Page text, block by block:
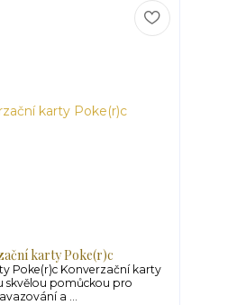
karty Poke(r)c
Poke(r)c Konverzační karty
skvělou pomůckou pro
a ...